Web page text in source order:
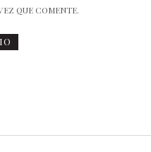
QUE COMENTE.